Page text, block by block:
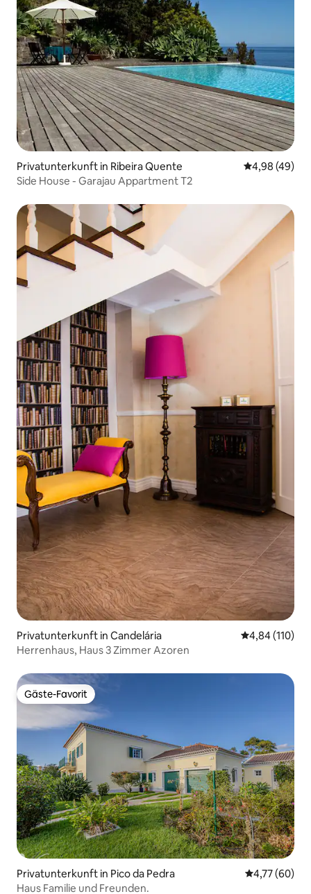
Privatunterkunft in Ribeira Quente
4,98 (49)
Side House - Garajau Appartment T2
Privatunterkunft in Candelária
4,84 (110)
Herrenhaus, Haus 3 Zimmer Azoren
Gäste-Favorit
Gäste-Favorit
Privatunterkunft in Pico da Pedra
4,77 (60)
Haus Familie und Freunden.